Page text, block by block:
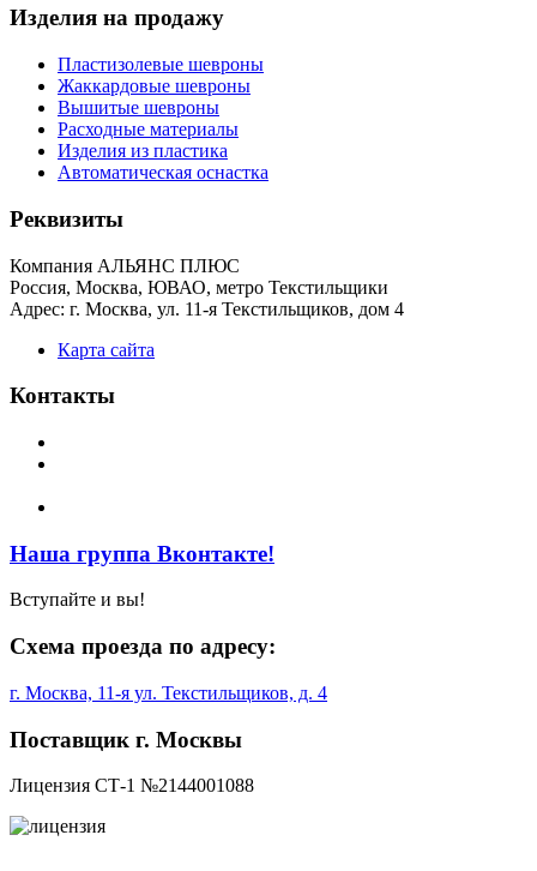
Изделия на продажу
Пластизолевые шевроны
Жаккардовые шевроны
Вышитые шевроны
Расходные материалы
Изделия из пластика
Автоматическая оснастка
Реквизиты
Компания АЛЬЯНС ПЛЮС
Россия, Москва, ЮВАО, метро Текстильщики
Адрес: г. Москва, ул. 11-я Текстильщиков, дом 4
Карта сайта
Контакты
Наша группа Вконтакте!
Вступайте и вы!
Схема проезда по адресу:
г. Москва, 11-я ул. Текстильщиков, д. 4
Поставщик г. Москвы
Лицензия СТ-1 №2144001088